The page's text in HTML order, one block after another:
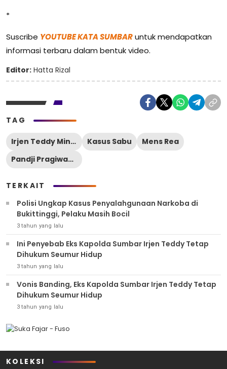
*
Suscribe YOUTUBE KATA SUMBARuntuk mendapatkan
informasi terbaru dalam bentuk video.
Editor: Hatta Rizal
TAG
Irjen Teddy Minahasa Kasus Sabu
Mens Rea
Pandji Pragiwaksono
TERKAIT
Polisi Ungkap Kasus Penyalahgunaan Narkoba di
Bukittinggi, Pelaku Masih Bocil
3 tahun yang lalu
Ini Penyebab Eks Kapolda Sumbar Irjen Teddy Tetap
Dihukum Seumur Hidup
3 tahun yang lalu
Vonis Banding, Eks Kapolda Sumbar Irjen Teddy Tetap
Dihukum Seumur Hidup
3 tahun yang lalu
KOLEKSI